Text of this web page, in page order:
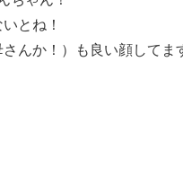
とね！
んか！）も良い顔してま